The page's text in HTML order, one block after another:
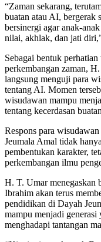
“Zaman sekarang,
buatan atau AI, bergerak
bersinergi agar anak-
nilai, akhlak, dan jati
Sebagai bentuk
perkembangan zaman,
langsung menguji para
tentang AI. Momen
wisudawan mampu
tentang kecerdasan
Respons para
Jeumala Amal tidak
pembentukan karakter,
perkembangan ilmu
H. T. Umar menegaskan
Ibrahim akan terus
pendidikan di Dayah
mampu menjadi
menghadapi tantangan